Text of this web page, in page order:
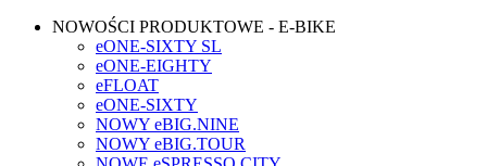
NOWOŚCI PRODUKTOWE - E-BIKE
eONE-SIXTY SL
eONE-EIGHTY
eFLOAT
eONE-SIXTY
NOWY eBIG.NINE
NOWY eBIG.TOUR